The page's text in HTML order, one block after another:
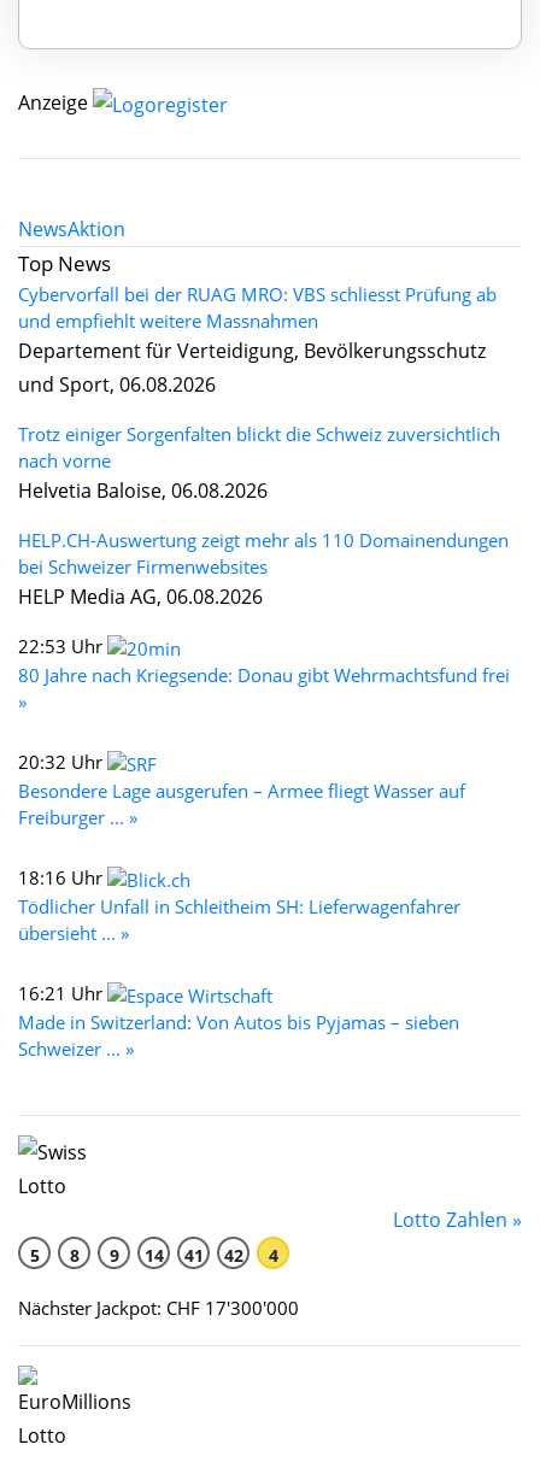
Anzeige
NewsAktion
Top News
Cybervorfall bei der RUAG MRO: VBS schliesst Prüfung ab
und empfiehlt weitere Massnahmen
Departement für Verteidigung, Bevölkerungsschutz
und Sport, 06.08.2026
Trotz einiger Sorgenfalten blickt die Schweiz zuversichtlich
nach vorne
Helvetia Baloise, 06.08.2026
HELP.CH-Auswertung zeigt mehr als 110 Domainendungen
bei Schweizer Firmenwebsites
HELP Media AG, 06.08.2026
22:53 Uhr
80 Jahre nach Kriegsende: Donau gibt Wehrmachtsfund frei
»
20:32 Uhr
Besondere Lage ausgerufen – Armee fliegt Wasser auf
Freiburger ... »
18:16 Uhr
Tödlicher Unfall in Schleitheim SH: Lieferwagenfahrer
übersieht ... »
16:21 Uhr
Made in Switzerland: Von Autos bis Pyjamas – sieben
Schweizer ... »
Lotto Zahlen »
5 8 9 14 41 42 4
Nächster Jackpot: CHF 17'300'000